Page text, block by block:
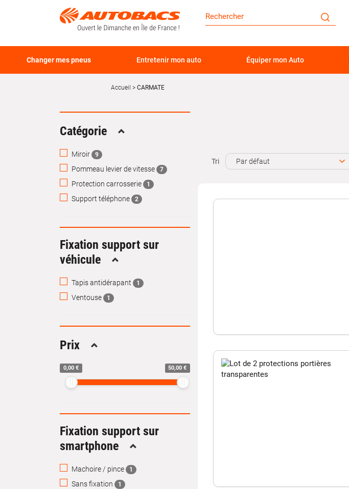
Changer mes pneus Entretenir mon auto Équiper mon Auto
Accueil CARMATE
Catégorie Replier
Miroir 9
Pommeau levier de vitesse 7
Protection carrosserie 1
Support téléphone 2
Fixation support sur
véhicule
Replier
Tapis antidérapant 1
Ventouse 1
Prix Replier
0,00 € 50,00 €
Fixation support sur
smartphone
Replier
Machoire / pince 1
Sans fixation 1
Tri Par défaut